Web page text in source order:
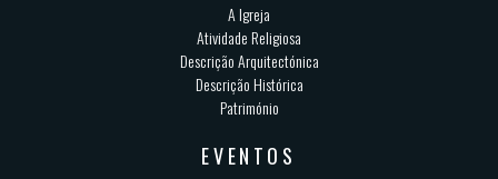
A Igreja
Atividade Religiosa
Descrição Arquitectónica
Descrição Histórica
Património
EVENTOS